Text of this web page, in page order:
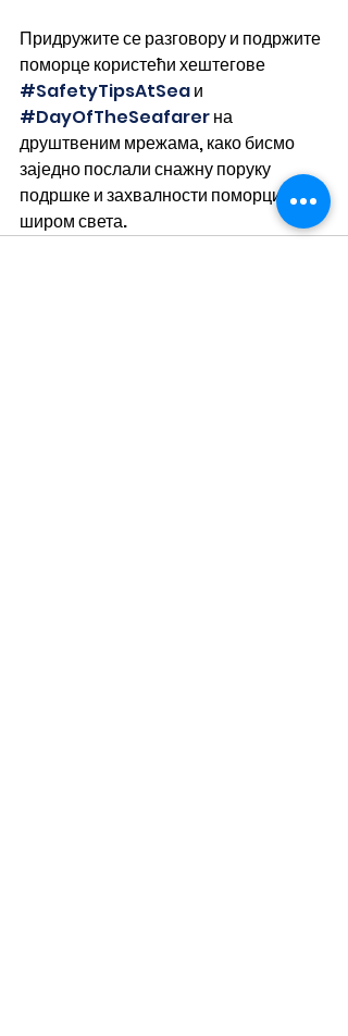
Придружите се разговору и подржите
поморце користећи хештегове
#SafetyTipsAtSea и
#DayOfTheSeafarer на
друштвеним мрежама, како бисмо
заједно послали снажну поруку
подршке и захвалности поморцима
широм света.